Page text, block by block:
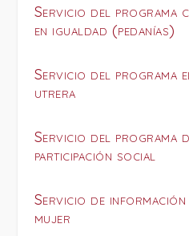
Servicio del programa
en igualdad (pedanías)
Servicio del programa
utrera
Servicio del programa
participación social
Servicio de
mujer